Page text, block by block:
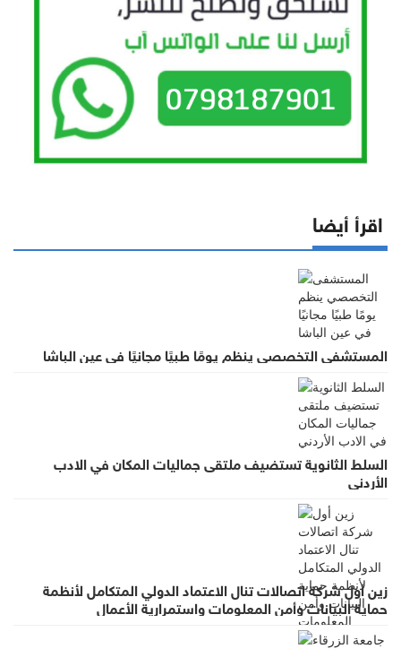
اقرأ أيضا
المستشفى التخصصي ينظم يومًا طبيًا مجانيًا في عين الباشا
السلط الثانوية تستضيف ملتقى جماليات المكان في الادب
الأردني
زين أول شركة اتصالات تنال الاعتماد الدولي المتكامل لأنظمة
حماية البيانات وأمن المعلومات واستمرارية الأعمال